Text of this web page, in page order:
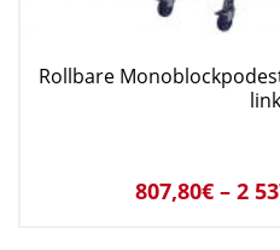
Rollbare
807,80€– 2